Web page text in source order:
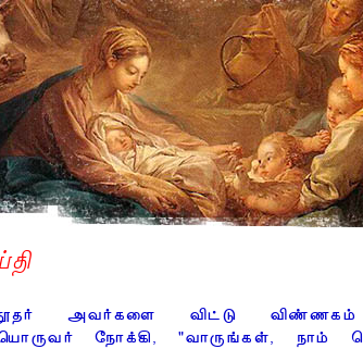
அவர்களை விட்டு
நோக்கி, "வாருங்கள்,